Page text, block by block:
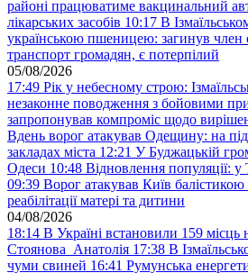
районі працюватиме вакцинальний
лікарських засобів 10:17 В
українською пшеницею: загинув член
транспорт громадян, є потерпілий
05/08/2026
17:49 Рік у небесному строю:
незаконне поводження з бойовими
запропонував компроміс щодо
Вдень ворог атакував Одещину: на
закладах міста 12:21 У Буджацькій
Одеси 10:48 Відновлення популяції:
09:39 Ворог атакував Київ
реабілітації матері та дитини
04/08/2026
18:14 В Україні встановили 159 місць
Стоянова Анатолія 17:38 В
чуми свиней 16:41 Румунська